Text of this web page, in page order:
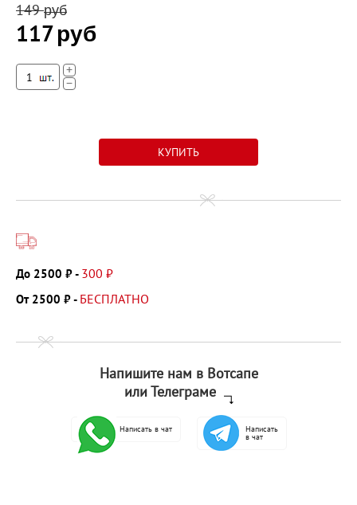
149 руб
117 руб
+
−
До 2500 ₽ - 300 ₽
От 2500 ₽ - БЕСПЛАТНО
Напишите нам в Вотсапе
или Телеграме
Написать в чат Написать
в чат